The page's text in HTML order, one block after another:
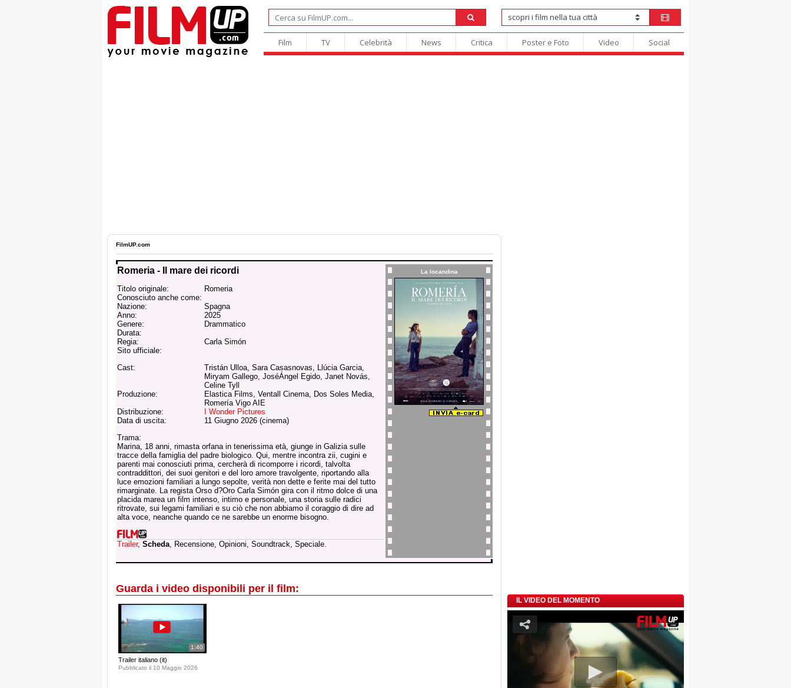
Film TV Celebrità News Critica Poster e Foto Video Social
FilmUP.com
Romeria - Il mare dei ricordi
Titolo originale:
Romeria
Conosciuto anche come:
Nazione:
Spagna
Anno:
2025
Genere:
Drammatico
Durata:
Regia:
Carla Simón
Sito ufficiale:
Cast:
Tristán Ulloa, Sara Casasnovas, Llúcia Garcia,
Miryam Gallego, JoséÁngel Egido, Janet Novás,
Celine Tyll
Produzione:
Elastica Films, Ventall Cinema, Dos Soles Media,
Romería Vigo AIE
Distribuzione:
I Wonder Pictures
Data di uscita:
11 Giugno 2026 (cinema)
Trama:
Marina, 18 anni, rimasta orfana in tenerissima età, giunge in Galizia sulle
tracce della famiglia del padre biologico. Qui, mentre incontra zii, cugini e
parenti mai conosciuti prima, cercherà di ricomporre i ricordi, talvolta
contraddittori, dei suoi genitori e del loro amore travolgente, riportando alla
luce emozioni familiari a lungo sepolte, verità non dette e ferite mai del tutto
rimarginate. La regista Orso d?Oro Carla Simón gira con il ritmo dolce di una
placida marea un film intenso, intimo e personale, una storia sulle radici
ritrovate, sui legami familiari e su ciò che non abbiamo il coraggio di dire ad
alta voce, neanche quando ce ne sarebbe un enorme bisogno.
Trailer, Scheda, Recensione, Opinioni, Soundtrack, Speciale.
La locandina
Guarda i video disponibili per il film:
1:40
Trailer italiano (it)
Pubblicato il 10 Maggio 2026
IL VIDEO DEL MOMENTO